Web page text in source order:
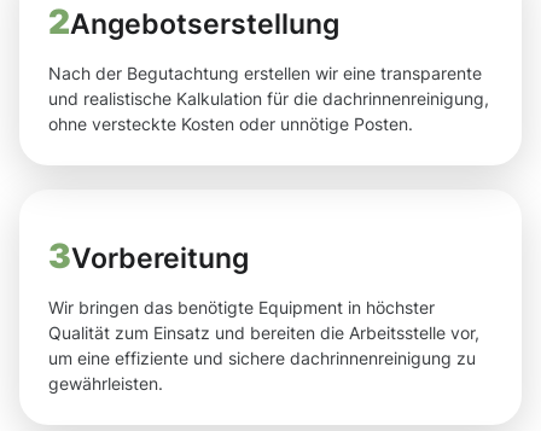
2Angebotserstellung
Nach der Begutachtung erstellen wir eine transparente
und realistische Kalkulation für die dachrinnenreinigung,
ohne versteckte Kosten oder unnötige Posten.
3Vorbereitung
Wir bringen das benötigte Equipment in höchster
Qualität zum Einsatz und bereiten die Arbeitsstelle vor,
um eine effiziente und sichere dachrinnenreinigung zu
gewährleisten.